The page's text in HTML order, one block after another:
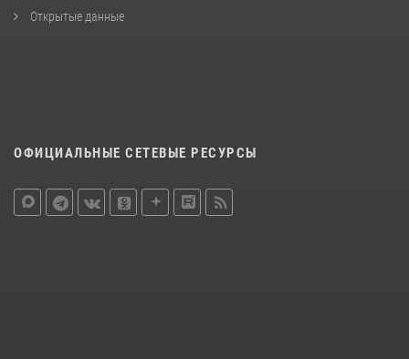
Открытые данные
ОФИЦИАЛЬНЫЕ СЕТЕВЫЕ РЕСУРСЫ